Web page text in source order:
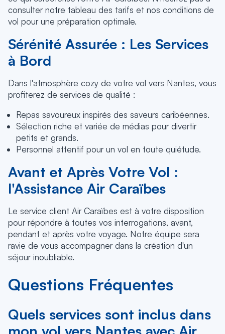
consulter notre tableau des tarifs et nos conditions de
vol pour une préparation optimale.
Sérénité Assurée : Les Services
à Bord
Dans l'atmosphère cozy de votre vol vers Nantes, vous
profiterez de services de qualité :
Repas savoureux inspirés des saveurs caribéennes.
Sélection riche et variée de médias pour divertir
petits et grands.
Personnel attentif pour un vol en toute quiétude.
Avant et Après Votre Vol :
l'Assistance Air Caraïbes
Le service client Air Caraïbes est à votre disposition
pour répondre à toutes vos interrogations, avant,
pendant et après votre voyage. Notre équipe sera
ravie de vous accompagner dans la création d'un
séjour inoubliable.
Questions Fréquentes
Quels services sont inclus dans